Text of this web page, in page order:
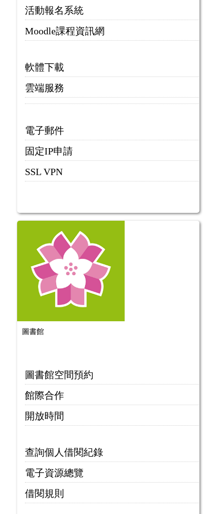
活動報名系統
Moodle課程資訊網
軟體下載
雲端服務
電子郵件
固定IP申請
SSL VPN
圖書館
圖書館空間預約
館際合作
開放時間
查詢個人借閱紀錄
電子資源總覽
借閱規則